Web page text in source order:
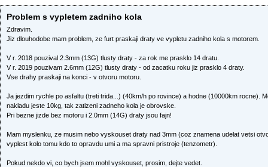
Problem s vypletem zadniho kola
Zdravim.
Jiz dlouhodobe mam problem, ze furt praskaji draty ve vypletu zadniho kola s motorem.
V r. 2018 pouzival 2.3mm (13G) tlusty draty - za rok me prasklo 14 dratu.
V r. 2019 pouzivam 2.6mm (12G) tlusty draty - od zacatku roku jiz prasklo 4 draty.
Vse drahy praskaji na konci - v otvoru motoru.
Ja jezdim rychle po asfaltu (treti trida...) (40km/h po rovince) a hodne (10000km rocne).
nakladu jeste 10kg, tak zatizeni zadneho kola je obrovske.
Pri bezne jizde bez motoru i 2.0mm (14G) draty jsou fajn!
Mam myslenku, ze musim nebo vyskouset draty nad 3mm (coz znamena udelat vetsi
vyplest kolo tomu kdo to opravdu umi a ma spravni pristroje (tenzometr).
Pokud nekdo vi, co bych jsem mohl vyskouset, prosim, dejte vedet.